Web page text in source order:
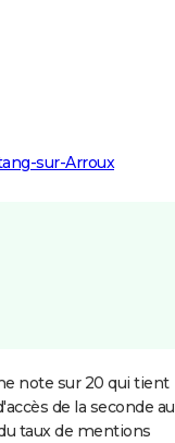
sur-Arroux
note sur 20 qui tient
de la seconde au
taux de mentions